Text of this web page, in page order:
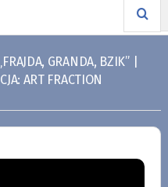
GRANDA, BZIK” |
ART FRACTION